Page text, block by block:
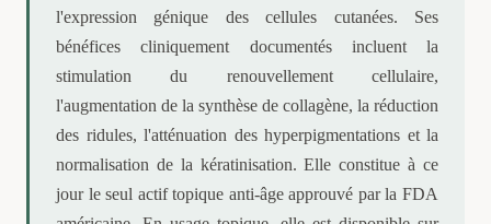
l'expression génique des cellules cutanées. Ses
bénéfices cliniquement documentés incluent la
stimulation du renouvellement cellulaire,
l'augmentation de la synthèse de collagène, la réduction
des ridules, l'atténuation des hyperpigmentations et la
normalisation de la kératinisation. Elle constitue à ce
jour le seul actif topique anti-âge approuvé par la FDA